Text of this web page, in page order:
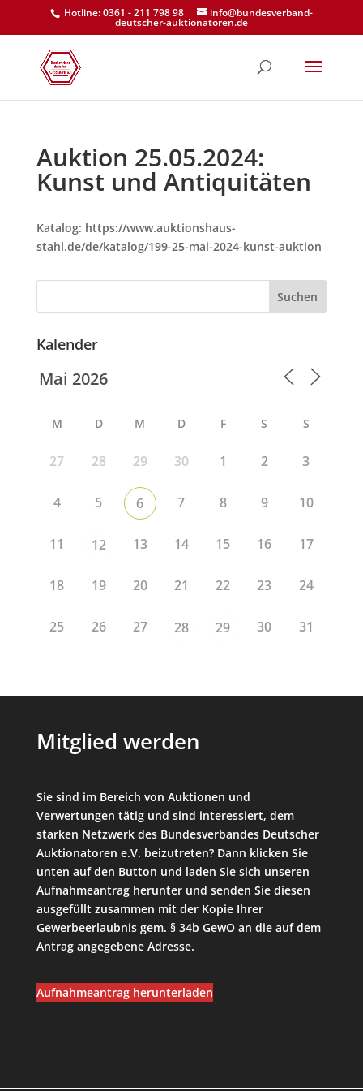
Hotline: 0361 - 211 798 98 info@bundesverband-
deutscher-auktionatoren.de
Auktion 25.05.2024:
Kunst und Antiquitäten
Katalog: https://www.auktionshaus-
stahl.de/de/katalog/199-25-mai-2024-kunst-auktion
Suchen
Kalender
M D M D F S S
27 28 29 30 1 2 3
4 5 6 7 8 9 10
11 12 13 14 15 16 17
18 19 20 21 22 23 24
25 26 27 28 29 30 31
Mitglied werden
Sie sind im Bereich von Auktionen und
Verwertungen tätig und sind interessiert, dem
starken Netzwerk des Bundesverbandes Deutscher
Auktionatoren e.V. beizutreten? Dann klicken Sie
unten auf den Button und laden Sie sich unseren
Aufnahmeantrag herunter und senden Sie diesen
ausgefüllt zusammen mit der Kopie Ihrer
Gewerbeerlaubnis gem. § 34b GewO an die auf dem
Antrag angegebene Adresse.
Aufnahmeantrag herunterladen